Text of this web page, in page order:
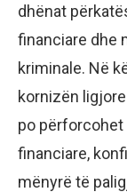
dhënat
financiare dhe
kriminale. Në
kornizën
po përforcohet
financiare,
mënyrë të